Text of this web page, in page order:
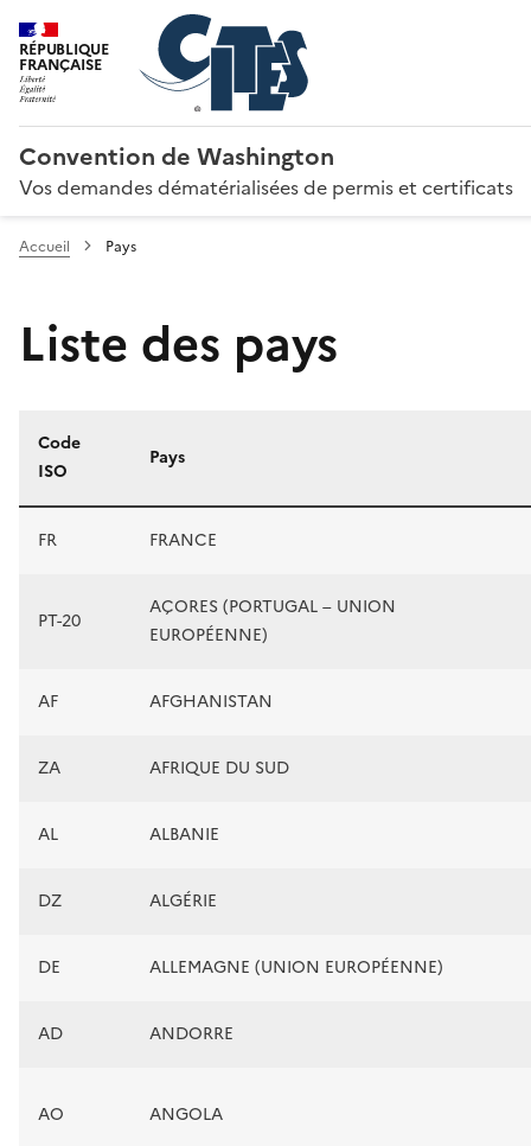
RÉPUBLIQUE
FRANÇAISE
Convention de Washington
Vos demandes dématérialisées de permis et certificats
Accueil Pays
Liste des pays
Liste des pays
Code
ISO
Pays
FR FRANCE
PT-20
AÇORES (PORTUGAL – UNION
EUROPÉENNE)
AF AFGHANISTAN
ZA AFRIQUE DU SUD
AL ALBANIE
DZ ALGÉRIE
DE ALLEMAGNE (UNION EUROPÉENNE)
AD ANDORRE
AO ANGOLA